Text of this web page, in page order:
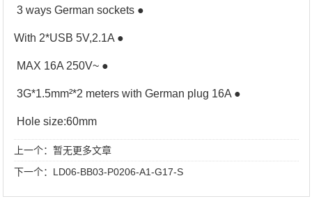
3 ways German sockets ●
With 2*USB 5V,2.1A ●
MAX 16A 250V~ ●
3G*1.5mm²*2 meters with German plug 16A ●
Hole size:60mm
上一个：暂无更多文章
下一个： LD06-BB03-P0206-A1-G17-S